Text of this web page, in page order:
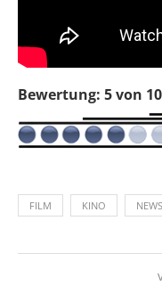
Bewertung: 5 von
FILM KINO NEWS